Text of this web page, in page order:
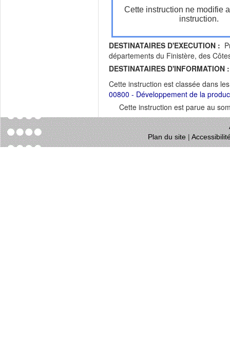
Cette instruction ne modifie
instruction.
DESTINATAIRES D'EXECUTION :
départements du Finistère, des
DESTINATAIRES D'INFORMATION :
Cette instruction est classée dans
00800 - Développement de la
Cette instruction est parue au
Plan du site|